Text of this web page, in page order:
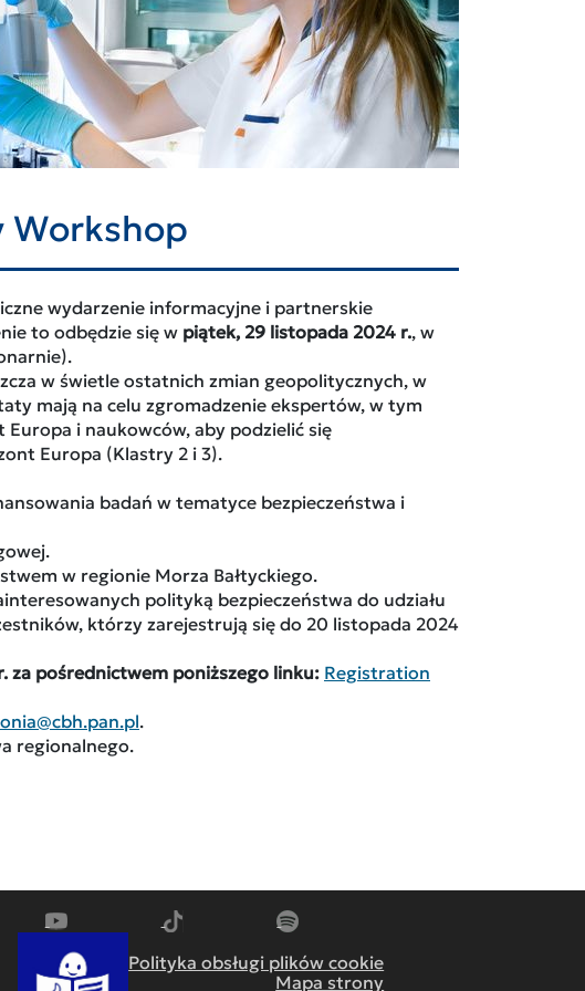
Workshop
wydarzenie informacyjne i partnerskie
to odbędzie się w piątek, 29 listopada 2024 r., w
w świetle ostatnich zmian geopolitycznych, w
mają na celu zgromadzenie ekspertów, w tym
i naukowców, aby podzielić się
Europa (Klastry 2 i 3).
badań w tematyce bezpieczeństwa i
w regionie Morza Bałtyckiego.
polityką bezpieczeństwa do udziału
którzy zarejestrują się do 20 listopada 2024
za pośrednictwem poniższego linku: Registration
.
regionalnego.
Polityka obsługi plików cookie
Mapa strony